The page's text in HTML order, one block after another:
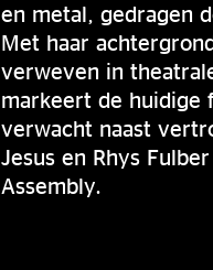
en metal, gedragen
Met haar
verweven in
markeert de huidige
verwacht naast
Jesus en Rhys
Assembly.